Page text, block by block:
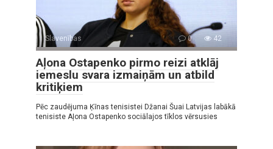
Slavenības 0 42
Aļona Ostapenko pirmo reizi atklāj
iemeslu svara izmaiņām un atbild
kritiķiem
Pēc zaudējuma Ķīnas tenisistei Džanai Šuai Latvijas labākā
tenisiste Aļona Ostapenko sociālajos tīklos vērsusies